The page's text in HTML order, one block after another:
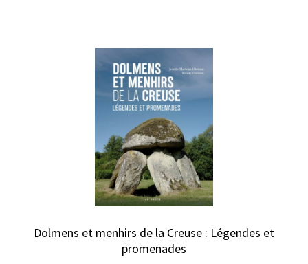
Dolmens et menhirs de la Creuse : Légendes et
promenades